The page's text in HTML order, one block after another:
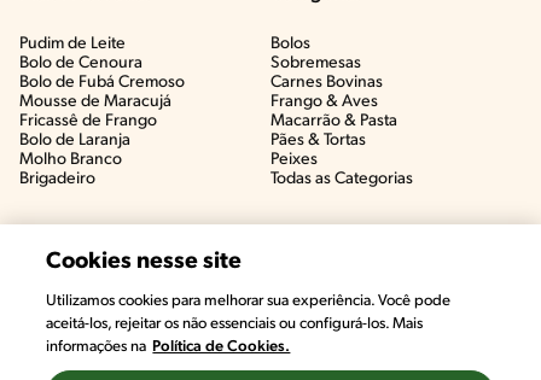
Pudim de Leite
Bolo de Cenoura
Bolo de Fubá Cremoso
Mousse de Maracujá
Fricassê de Frango
Bolo de Laranja
Molho Branco
Brigadeiro
Bolos
Sobremesas
Carnes Bovinas​
Frango & Aves​
Macarrão & Pasta​
Pães & Tortas​
Peixes
Todas as Categorias
Cookies nesse site
Utilizamos cookies para melhorar sua experiência. Você pode
aceitá-los, rejeitar os não essenciais ou configurá-los. Mais
informações na Política de Cookies.